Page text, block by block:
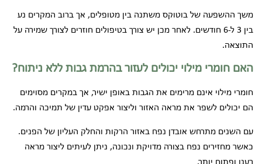
משך ההשפעה של בוטוקס משתנה בין מטופלים, אך ברוב המקרים נע
בין 3 ל-6 חודשים. לאחר מכן יש צורך בטיפולים חוזרים לצורך שמירה על
התוצאה.
האם חומרי מילוי יכולים לעזור בהרמת גבות ללא ניתוח?
חומרי מילוי אינם מרימים את הגבות באופן ישיר, אך במקרים מסוימים
הם יכולים לשפר את מראה האזור וליצור אפקט עדין של תמיכה והרמה.
עם השנים מתרחש אובדן נפח באזור הרקות והחלק העליון של הפנים.
כאשר מחזירים נפח בצורה מדויקת ונכונה, ניתן לעיתים ליצור מראה